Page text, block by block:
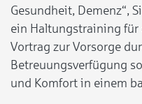
Gesundheit, Demenz“,
ein Haltungstraining für
Vortrag zur Vorsorge
Betreuungsverfügung
und Komfort in einem